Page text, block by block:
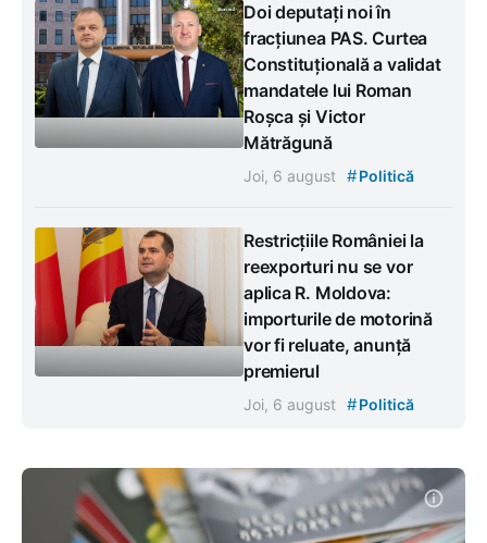
Doi deputați noi în
fracțiunea PAS. Curtea
Constituțională a validat
mandatele lui Roman
Roșca și Victor
Mătrăgună
Joi, 6 august #Politică
Restricțiile României la
reexporturi nu se vor
aplica R. Moldova:
importurile de motorină
vor fi reluate, anunță
premierul
Joi, 6 august #Politică